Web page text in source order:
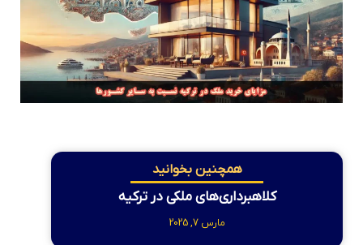
همچنین بخوانید
کلاهبرداری‌های ملکی در ترکیه
مارس 7, 2025